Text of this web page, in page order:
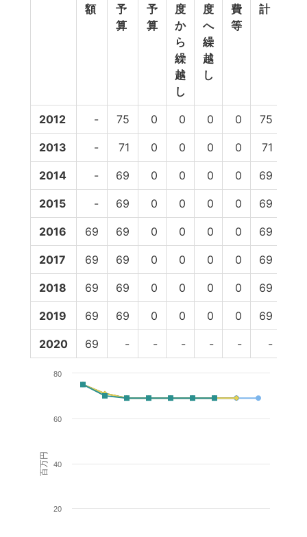
額
予
算
予
算
度
か
ら
繰
越
し
度
へ
繰
越
し
費
等
計
2012 - 75 0 0 0 0 75
2013 - 71 0 0 0 0 71
2014 - 69 0 0 0 0 69
2015 - 69 0 0 0 0 69
2016 69 69 0 0 0 0 69
2017 69 69 0 0 0 0 69
2018 69 69 0 0 0 0 69
2019 69 69 0 0 0 0 69
2020 69 - - - - - -
百万円
20
40
60
80